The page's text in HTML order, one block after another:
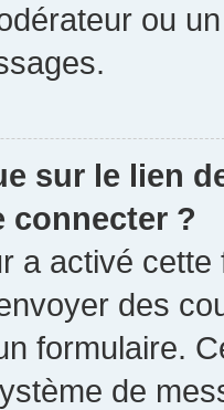
ou
sur le lien
connecter ?
a activé
des
formulaire.
de